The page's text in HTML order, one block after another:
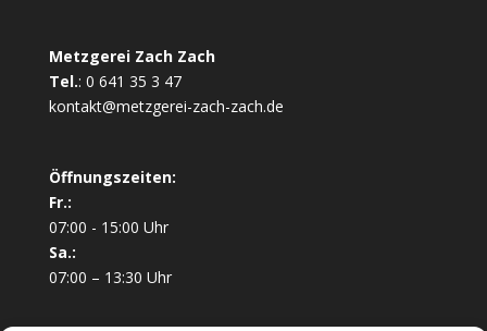
Metzgerei Zach Zach
Tel.: 0 641 35 3 47
kontakt@metzgerei-zach-zach.de
Öffnungszeiten:
Fr.:
07:00 - 15:00 Uhr
Sa.:
07:00 – 13:30 Uhr